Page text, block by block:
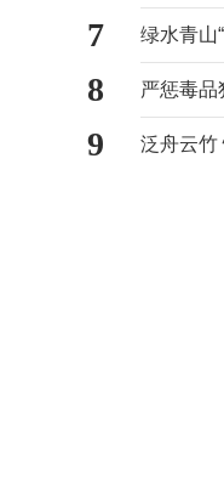
7
8 严惩毒品
9 泛舟云竹